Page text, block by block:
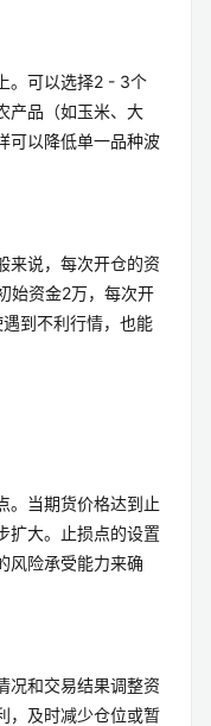
。可以选择2 - 3个
产品（如玉米、大
可以降低单一品种波
来说，每次开仓的资
始资金2万，每次开
到不利行情，也能
。当期货价格达到止
扩大。止损点的设置
风险承受能力来确
况和交易结果调整资
，及时减少仓位或暂